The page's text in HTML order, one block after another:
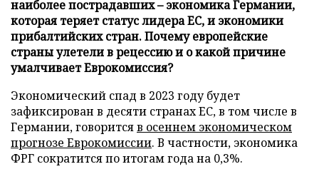
наиболее пострадавших – экономика Германии,
которая теряет статус лидера ЕС, и экономики
прибалтийских стран. Почему европейские
страны улетели в рецессию и о какой причине
умалчивает Еврокомиссия?
Экономический спад в 2023 году будет
зафиксирован в десяти странах ЕС, в том числе в
Германии, говоритсяв осеннем экономическом
прогнозе Еврокомиссии. В частности, экономика
ФРГ сократится по итогам года на 0,3%.